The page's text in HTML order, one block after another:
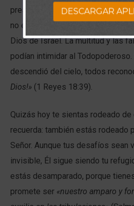
presentó solo frente a 850
no estaba solo en realidad:
Dios de Israel. La multitud y las
podían intimidar al
descendió del cielo, todos
Dios!» (1 Reyes 18:39).
Quizás hoy te sientas rodeado
recuerda: también estás rodeado
Señor. Aunque tus desafíos sean
invisible, Él sigue siendo tu
estás desamparado, porque
promete ser «nuestro amparo y
DESCARGAR